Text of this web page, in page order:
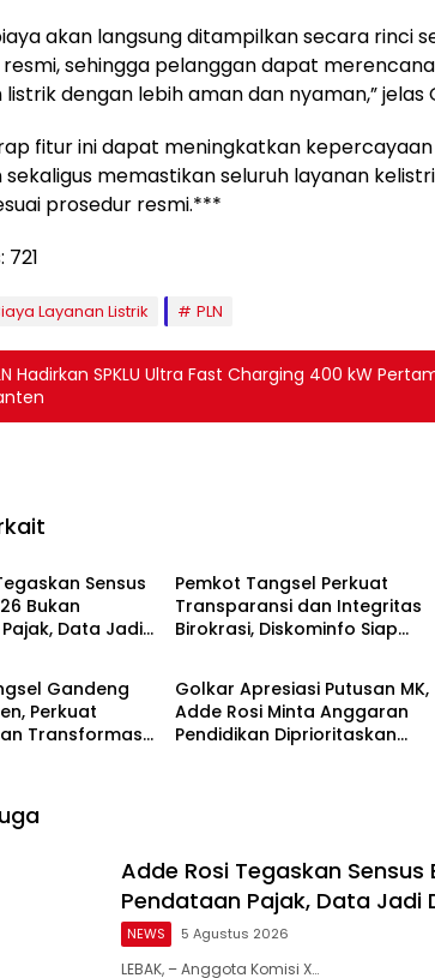
akan langsung ditampilkan secara rinci
sehingga pelanggan dapat
dengan lebih aman dan nyaman,” jelas
fitur ini dapat meningkatkan kepercayaan
memastikan seluruh layanan
prosedur resmi.***
721
Layanan Listrik PLN
Hadirkan SPKLU Ultra Fast Charging 400 kW
Sensus
Bukan
Data Jadi
Pemkot Tangsel Perkuat
Transparansi dan Integritas
Birokrasi, Diskominfo Siap
Gandeng
Perkuat
Transformasi
NASIONAL
Golkar Apresiasi Putusan MK,
Adde Rosi Minta Anggaran
Pendidikan Diprioritaskan
Adde Rosi Tegaskan Sensus
Pendataan Pajak, Data Jadi
NEWS 5 Agustus 2026
LEBAK, – Anggota Komisi X…